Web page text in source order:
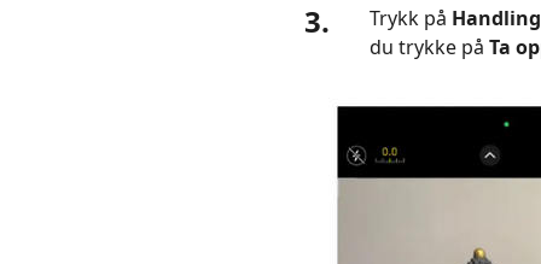
3. Trykk på
du trykke på Ta